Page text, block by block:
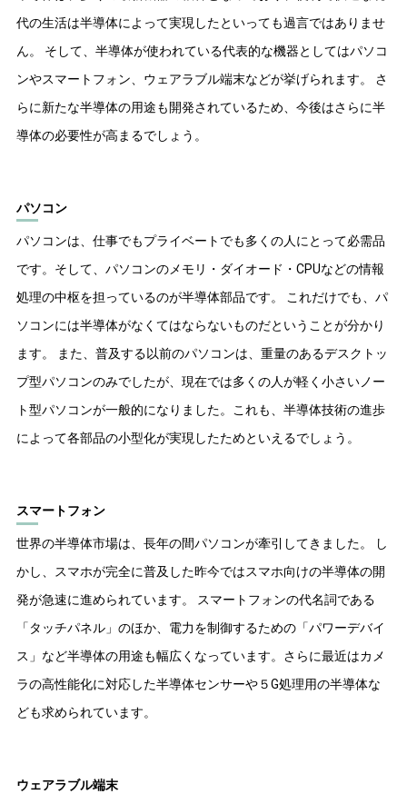
代の生活は半導体によって実現したといっても過言ではありませ
ん。 そして、半導体が使われている代表的な機器としてはパソコ
ンやスマートフォン、ウェアラブル端末などが挙げられます。 さ
らに新たな半導体の用途も開発されているため、今後はさらに半
導体の必要性が高まるでしょう。
パソコン
パソコンは、仕事でもプライベートでも多くの人にとって必需品
です。そして、パソコンのメモリ・ダイオード・CPUなどの情報
処理の中枢を担っているのが半導体部品です。 これだけでも、パ
ソコンには半導体がなくてはならないものだということが分かり
ます。 また、普及する以前のパソコンは、重量のあるデスクトッ
プ型パソコンのみでしたが、現在では多くの人が軽く小さいノー
ト型パソコンが一般的になりました。これも、半導体技術の進歩
によって各部品の小型化が実現したためといえるでしょう。
スマートフォン
世界の半導体市場は、長年の間パソコンが牽引してきました。 し
かし、スマホが完全に普及した昨今ではスマホ向けの半導体の開
発が急速に進められています。 スマートフォンの代名詞である
「タッチパネル」のほか、電力を制御するための「パワーデバイ
ス」など半導体の用途も幅広くなっています。さらに最近はカメ
ラの高性能化に対応した半導体センサーや５G処理用の半導体な
ども求められています。
ウェアラブル端末